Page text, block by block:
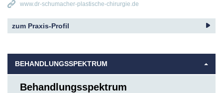
www.dr-schumacher-plastische-chirurgie.de
zum Praxis-Profil
BEHANDLUNGSSPEKTRUM
Behandlungsspektrum